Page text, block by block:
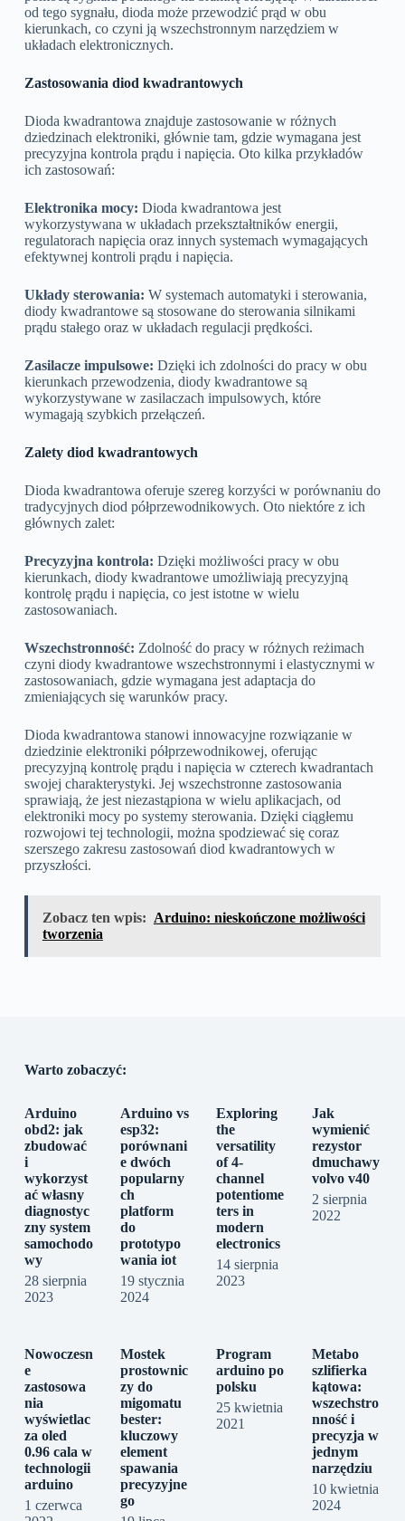
od tego sygnału, dioda może przewodzić prąd w obu
kierunkach, co czyni ją wszechstronnym narzędziem w
układach elektronicznych.
Zastosowania diod kwadrantowych
Dioda kwadrantowa znajduje zastosowanie w różnych
dziedzinach elektroniki, głównie tam, gdzie wymagana jest
precyzyjna kontrola prądu i napięcia. Oto kilka przykładów
ich zastosowań:
Elektronika mocy: Dioda kwadrantowa jest
wykorzystywana w układach przekształtników energii,
regulatorach napięcia oraz innych systemach wymagających
efektywnej kontroli prądu i napięcia.
Układy sterowania: W systemach automatyki i sterowania,
diody kwadrantowe są stosowane do sterowania silnikami
prądu stałego oraz w układach regulacji prędkości.
Zasilacze impulsowe: Dzięki ich zdolności do pracy w obu
kierunkach przewodzenia, diody kwadrantowe są
wykorzystywane w zasilaczach impulsowych, które
wymagają szybkich przełączeń.
Zalety diod kwadrantowych
Dioda kwadrantowa oferuje szereg korzyści w porównaniu do
tradycyjnych diod półprzewodnikowych. Oto niektóre z ich
głównych zalet:
Precyzyjna kontrola: Dzięki możliwości pracy w obu
kierunkach, diody kwadrantowe umożliwiają precyzyjną
kontrolę prądu i napięcia, co jest istotne w wielu
zastosowaniach.
Wszechstronność: Zdolność do pracy w różnych reżimach
czyni diody kwadrantowe wszechstronnymi i elastycznymi w
zastosowaniach, gdzie wymagana jest adaptacja do
zmieniających się warunków pracy.
Dioda kwadrantowa stanowi innowacyjne rozwiązanie w
dziedzinie elektroniki półprzewodnikowej, oferując
precyzyjną kontrolę prądu i napięcia w czterech kwadrantach
swojej charakterystyki. Jej wszechstronne zastosowania
sprawiają, że jest niezastąpiona w wielu aplikacjach, od
elektroniki mocy po systemy sterowania. Dzięki ciągłemu
rozwojowi tej technologii, można spodziewać się coraz
szerszego zakresu zastosowań diod kwadrantowych w
przyszłości.
Zobacz ten wpis: Arduino: nieskończone możliwości
tworzenia
Warto zobaczyć:
Arduino
obd2: jak
zbudować
i
wykorzyst
ać własny
diagnostyc
zny system
samochodo
wy
28 sierpnia
2023
Arduino vs
esp32:
porównani
e dwóch
popularny
ch
platform
do
prototypo
wania iot
19 stycznia
2024
Exploring
the
versatility
of 4-
channel
potentiome
ters in
modern
electronics
14 sierpnia
2023
Jak
wymienić
rezystor
dmuchawy
volvo v40
2 sierpnia
2022
Nowoczesn
e
zastosowa
nia
wyświetlac
za oled
0.96 cala w
technologii
arduino
1 czerwca
Mostek
prostownic
zy do
migomatu
bester:
kluczowy
element
spawania
precyzyjne
go
Program
arduino po
polsku
25 kwietnia
2021
Metabo
szlifierka
kątowa:
wszechstro
nność i
precyzja w
jednym
narzędziu
10 kwietnia
2024